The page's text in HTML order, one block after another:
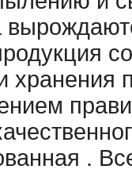
хранения
.